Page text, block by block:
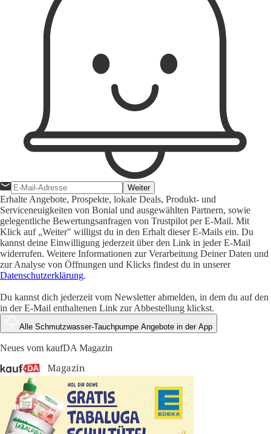
Weiter
Erhalte Angebote, Prospekte, lokale Deals, Produkt- und
Serviceneuigkeiten von Bonial und ausgewählten Partnern, sowie
gelegentliche Bewertungsanfragen von Trustpilot per E-Mail. Mit
Klick auf „Weiter" willigst du in den Erhalt dieser E-Mails ein. Du
kannst deine Einwilligung jederzeit über den Link in jeder E-Mail
widerrufen. Weitere Informationen zur Verarbeitung Deiner Daten und
zur Analyse von Öffnungen und Klicks findest du in unserer
Datenschutzerklärung.
Du kannst dich jederzeit vom Newsletter abmelden, in dem du auf den
in der E-Mail enthaltenen Link zur Abbestellung klickst.
Alle Schmutzwasser-Tauchpumpe Angebote in der App
Neues vom kaufDA Magazin